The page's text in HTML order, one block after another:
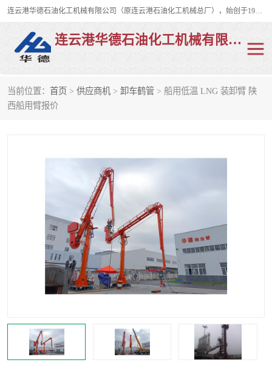
连云港华德石油化工机械有限公司（原连云港石油化工机械总厂），始创于1982年，是从事码头船用流体装卸臂、陆用流体装卸臂（鹤管）、活动梯、钢构平台、定量装车系统等全系列流体装卸设备的设计、制造、销售以及服务的专业供应商。
连云港华德石油化工机械有限公司
当前位置： 首页 > 供应商机 > 卸车鹤管 > 船用低温 LNG 装卸臂 陕
西船用臂报价
陆用流体装卸臂
活动梯
装车鹤管 输油臂
紧急脱离干式接头 火车鹤管
汽车鹤管 顶部鹤管
浮动出油装置 鹤管